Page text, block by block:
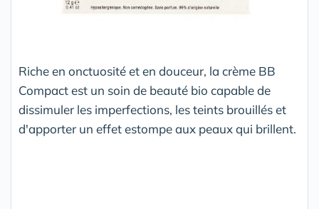
Riche en onctuosité et en douceur, la crème BB
Compact est un soin de beauté bio capable de
dissimuler les imperfections, les teints brouillés et
d'apporter un effet estompe aux peaux qui brillent.